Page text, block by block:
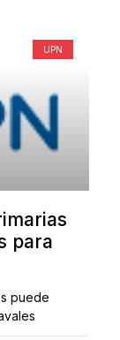
UPN
para
puede